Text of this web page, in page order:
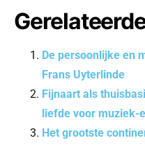
De persoonlijke en
Frans Uyterlinde
Fijnaart als
liefde voor muziek-
Het grootste